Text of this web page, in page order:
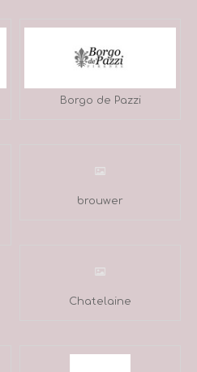
Borgo de Pazzi
brouwer
Chatelaine